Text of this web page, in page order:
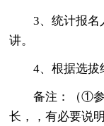
3、统计报名
讲。
4、根据选拔结
备注：（①参
长，，有必要说